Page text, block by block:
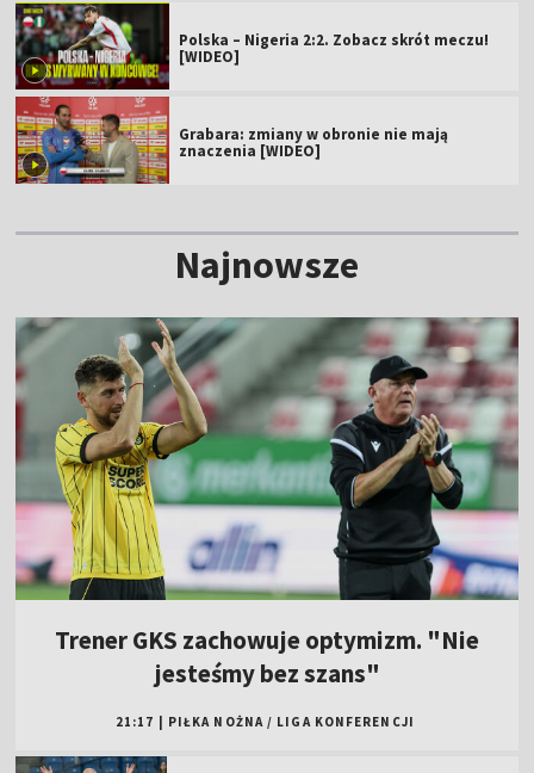
Polska – Nigeria 2:2. Zobacz skrót meczu!
[WIDEO]
Grabara: zmiany w obronie nie mają
znaczenia [WIDEO]
Najnowsze
Trener GKS zachowuje optymizm. "Nie
jesteśmy bez szans"
21:17 PIŁKA NOŻNA / LIGA KONFERENCJI